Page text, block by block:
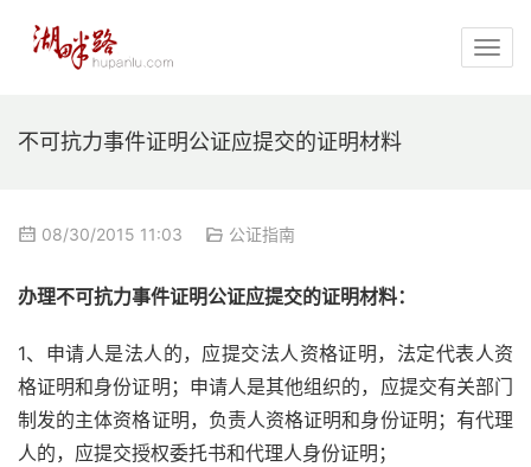
不可抗力事件证明公证应提交的证明材料
08/30/2015 11:03 公证指南
办理不可抗力事件证明公证应提交的证明材料：
1、申请人是法人的，应提交法人资格证明，法定代表人资
格证明和身份证明；申请人是其他组织的，应提交有关部门
制发的主体资格证明，负责人资格证明和身份证明；有代理
人的，应提交授权委托书和代理人身份证明；